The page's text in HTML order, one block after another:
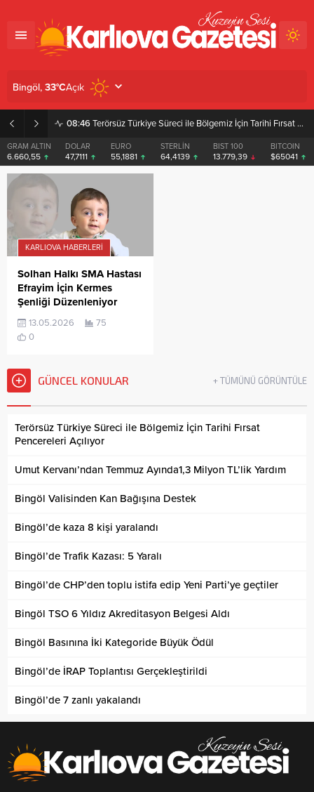
08:46 Terörsüz Türkiye Süreci ile Bölgemiz İçin Tarihi Fırsat Pencereleri Açılıyor
GRAM ALTIN
6.660,55
DOLAR
47,7111
EURO
55,1881
STERLİN
64,4139
BIST 100
13.779,39
BITCOIN
$65041
Bingöl, 33°CAçık
KARLIOVA HABERLERI
Solhan Halkı SMA Hastası
Efrayim İçin Kermes
Şenliği Düzenleniyor
13.05.2026
75
0
GÜNCEL KONULAR + TÜMÜNÜ GÖRÜNTÜLE
Terörsüz Türkiye Süreci ile Bölgemiz İçin Tarihi Fırsat
Pencereleri Açılıyor
Umut Kervanı’ndan Temmuz Ayında1,3 Milyon TL’lik Yardım
Bingöl Valisinden Kan Bağışına Destek
Bingöl’de kaza 8 kişi yaralandı
Bingöl’de Trafik Kazası: 5 Yaralı
Bingöl’de CHP’den toplu istifa edip Yeni Parti’ye geçtiler
Bingöl TSO 6 Yıldız Akreditasyon Belgesi Aldı
Bingöl Basınına İki Kategoride Büyük Ödül
Bingöl’de İRAP Toplantısı Gerçekleştirildi
Bingöl’de 7 zanlı yakalandı